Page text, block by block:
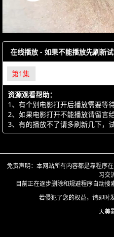
在线播放 - 如果不能播放先刷新试
第1集
资源观看帮助：
1、有个别电影打开后播放需要等待
2、如果电影打开不能播放请留言
3、有的播放不了请多刷新几下，试
免责声明：本网站所有内容都是靠程序
习交
目前正在逐步删除和规避程序自动搜
若侵犯了您的权益，请即时
天美